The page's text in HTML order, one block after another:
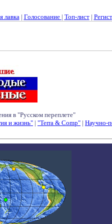
лавка| Голосование | Топ-лист|
в "Русском переплете"
и жизнь" | "Terra & Comp" | Научно-